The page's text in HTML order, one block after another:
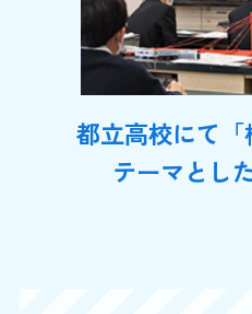
都立高校にて
テーマとし